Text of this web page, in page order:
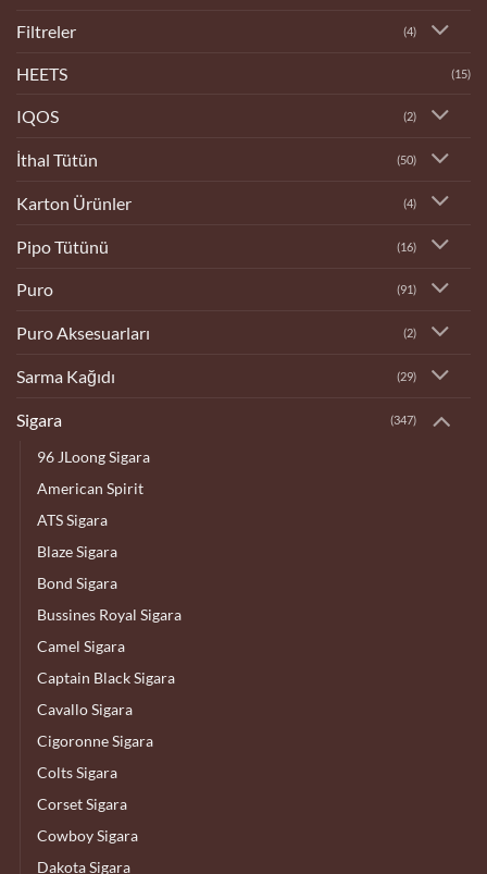
Filtreler (4)
HEETS (15)
IQOS (2)
İthal Tütün (50)
Karton Ürünler (4)
Pipo Tütünü (16)
Puro (91)
Puro Aksesuarları (2)
Sarma Kağıdı (29)
Sigara (347)
96 JLoong Sigara
American Spirit
ATS Sigara
Blaze Sigara
Bond Sigara
Bussines Royal Sigara
Camel Sigara
Captain Black Sigara
Cavallo Sigara
Cigoronne Sigara
Colts Sigara
Corset Sigara
Cowboy Sigara
Dakota Sigara